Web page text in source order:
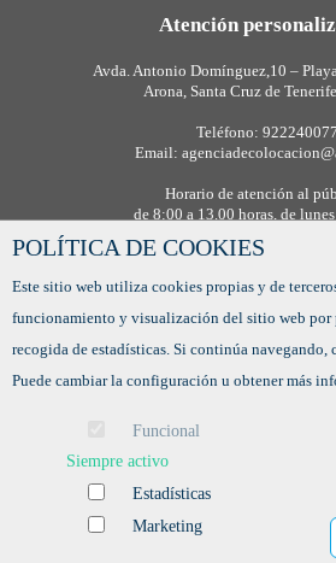
Atención
Avda. Antonio Domínguez,10 –
Arona, Santa Cruz de
Teléfono: 922240077
Email:
Horario de atención al
de 8:00 a 13.00 horas, de
Formación
POLÍTICA DE COOKIES
Este sitio web utiliza cookies propias y de
funcionamiento y visualización del sitio web por
recogida de estadísticas. Si continúa navegando,
Puede cambiar la configuración u obtener más
Funcional
Siempre activo
Estadísticas
Marketing